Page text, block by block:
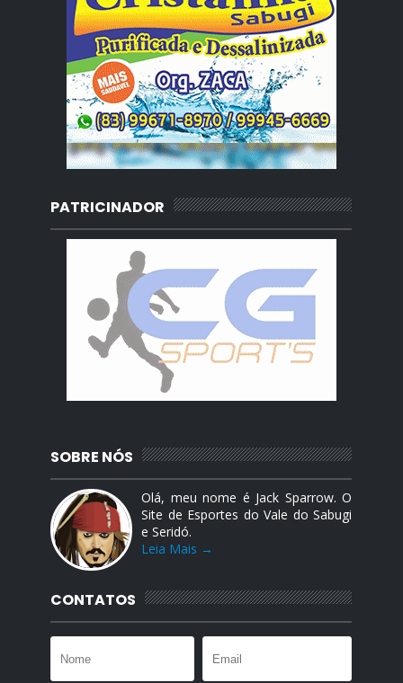
PATRICINADOR
SOBRE NÓS
Olá, meu nome é Jack Sparrow. O
Site de Esportes do Vale do Sabugi
e Seridó.
Leia Mais →
CONTATOS